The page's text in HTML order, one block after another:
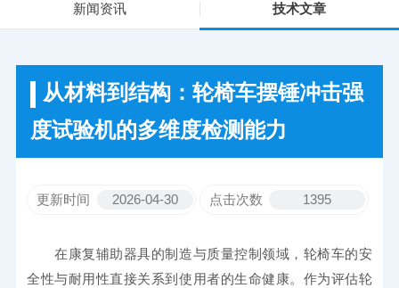
技术文章
新闻资讯 技术文章
从材料到结构：轮椅车摆锤冲击强
度试验机的多维度检测能力
更新时间 2026-04-30 点击次数 1395
在康复辅助器具的制造与质量控制领域，轮椅车的安
全性与耐用性直接关系到使用者的生命健康。作为评估轮